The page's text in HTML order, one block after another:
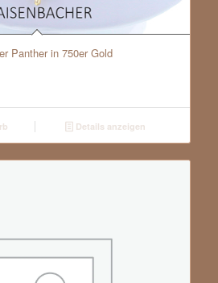
Panther in 750er Gold
Details anzeigen